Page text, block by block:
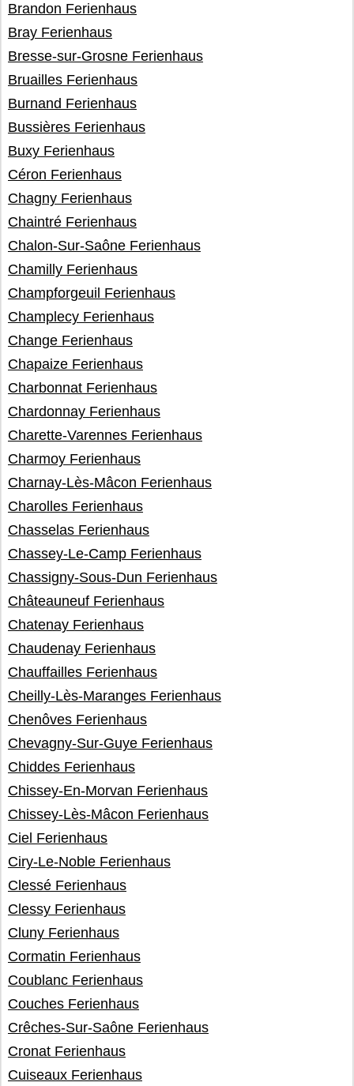
Brandon Ferienhaus
Bray Ferienhaus
Bresse-sur-Grosne Ferienhaus
Bruailles Ferienhaus
Burnand Ferienhaus
Bussières Ferienhaus
Buxy Ferienhaus
Céron Ferienhaus
Chagny Ferienhaus
Chaintré Ferienhaus
Chalon-Sur-Saône Ferienhaus
Chamilly Ferienhaus
Champforgeuil Ferienhaus
Champlecy Ferienhaus
Change Ferienhaus
Chapaize Ferienhaus
Charbonnat Ferienhaus
Chardonnay Ferienhaus
Charette-Varennes Ferienhaus
Charmoy Ferienhaus
Charnay-Lès-Mâcon Ferienhaus
Charolles Ferienhaus
Chasselas Ferienhaus
Chassey-Le-Camp Ferienhaus
Chassigny-Sous-Dun Ferienhaus
Châteauneuf Ferienhaus
Chatenay Ferienhaus
Chaudenay Ferienhaus
Chauffailles Ferienhaus
Cheilly-Lès-Maranges Ferienhaus
Chenôves Ferienhaus
Chevagny-Sur-Guye Ferienhaus
Chiddes Ferienhaus
Chissey-En-Morvan Ferienhaus
Chissey-Lès-Mâcon Ferienhaus
Ciel Ferienhaus
Ciry-Le-Noble Ferienhaus
Clessé Ferienhaus
Clessy Ferienhaus
Cluny Ferienhaus
Cormatin Ferienhaus
Coublanc Ferienhaus
Couches Ferienhaus
Crêches-Sur-Saône Ferienhaus
Cronat Ferienhaus
Cuiseaux Ferienhaus